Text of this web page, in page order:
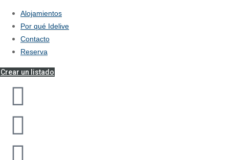
Alojamientos
Por qué Idelive
Contacto
Reserva
Crear un listado